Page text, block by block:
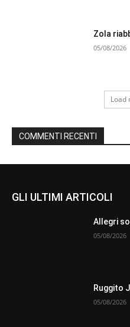
Zola
05/08/2026
Load
COMMENTI RECENTI
GLI ULTIMI ARTICOLI
Allegri
05/08/2026
Ruggito
05/08/2026